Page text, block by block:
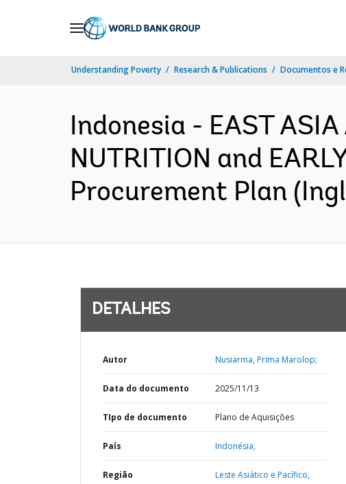
Understanding Poverty Research & Publications Documentos e
Indonesia - EAST
NUTRITION and
Procurement Plan
DETALHES
Autor Nusiarma, Prima Marolop;
Data do documento 2025/11/13
TIpo de documento Plano de Aquisições
País Indonésia,
Região Leste Asiático e Pacífico,